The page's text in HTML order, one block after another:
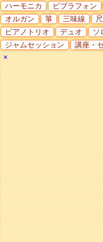
ハーモニカ
ビブラフォン
オルガン
箏 三味線
ピアノトリオ
デュオ ソ
ジャムセッション
講座・
✕